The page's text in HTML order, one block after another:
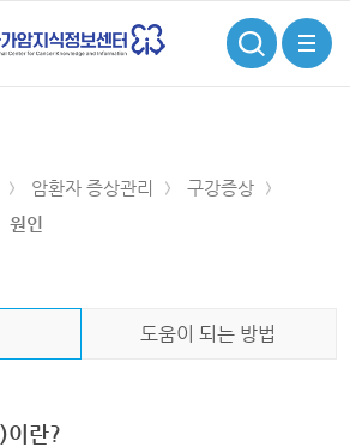
검
색
전
체
메
뉴
암환자 증상관리
구강증상
원인
도움이 되는 방법
)이란?